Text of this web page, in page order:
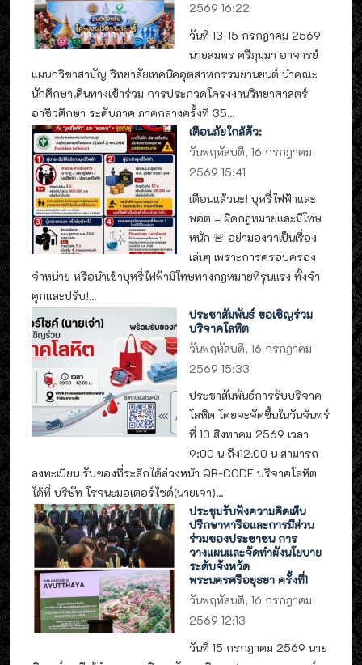
2569 16:22
วันที่ 13-15 กรกฎาคม 2569
นายสมพร ศรีภุมมา อาจารย์
แผนกวิชาสามัญ วิทยาลัยเทคนิคอุตสาหกรรมยานยนต์ นำคณะ
นักศึกษาเดินทางเข้าร่วม การประกวดโครงงานวิทยาศาสตร์
อาชีวศึกษา ระดับภาค ภาคกลางครั้งที่ 35...
เตือนภัยใกล้ตัว:
วันพฤหัสบดี, 16 กรกฎาคม
2569 15:41
เตือนแล้วนะ! บุหรี่ไฟฟ้าและ
พอต = ผิดกฎหมายและมีโทษ
หนัก 🚨 อย่ามองว่าเป็นเรื่อง
เล่นๆ เพราะการครอบครอง
จำหน่าย หรือนำเข้าบุหรี่ไฟฟ้ามีโทษทางกฎหมายที่รุนแรง ทั้งจำ
คุกและปรับ!...
ประชาสัมพันธ์ ขอเชิญร่วม
บริจาคโลหิต
วันพฤหัสบดี, 16 กรกฎาคม
2569 15:33
ประชาสัมพันธ์การรับบริจาค
โลหิต โดยจะจัดขึ้นในวันจันทร์
ที่ 10 สิงหาคม 2569 เวลา
9:00 น ถึง12.00 น สามารถ
ลงทะเบียน รับของที่ระลึกได้ล่วงหน้า QR-CODE บริจาคโลหิต
ได้ที่ บริษัท โรจนะมอเตอร์ไซด์(นายเจ่า)...
ประชุมรับฟังความคิดเห็น
ปรึกษาหารือและการมีส่วน
ร่วมของประชาชน การ
วางแผนและจัดทำผังนโยบาย
ระดับจังหวัด
พระนครศรีอยุธยา ครั้งที่1
วันพฤหัสบดี, 16 กรกฎาคม
2569 12:13
วันที่ 15 กรกฎาคม 2569 นาย